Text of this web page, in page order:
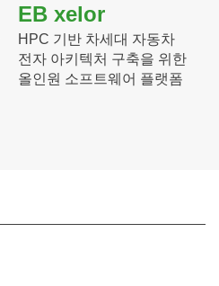
EB xelor
HPC 기반 차세대 자동차
전자 아키텍처 구축을 위한
올인원 소프트웨어 플랫폼